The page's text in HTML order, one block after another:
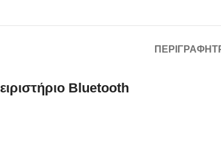
ΠΕΡΙΓΡΑΦΉ
Bluetooth